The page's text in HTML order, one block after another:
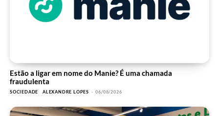
Estão a ligar em nome do Manie? É uma chamada
fraudulenta
SOCIEDADE ALEXANDRE LOPES - 06/08/2026